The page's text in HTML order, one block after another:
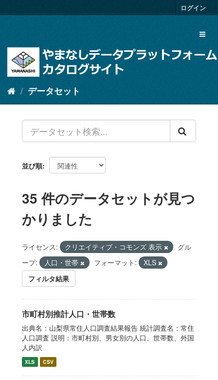
キ
ログイン
データセット
並び順
35 件のデータセットが見つ
かりました
ライセンス: クリエイティブ・コモンズ 表示
グル
ープ:
人口・世帯 フォーマット:
XLS
フィルタ結果
市町村別推計人口・世帯数
出典名：山梨県常住人口調査結果報告 統計調査名：常住
人口調査 説明：市町村別、男女別の人口、世帯数、外国
人内訳
XLS CSV